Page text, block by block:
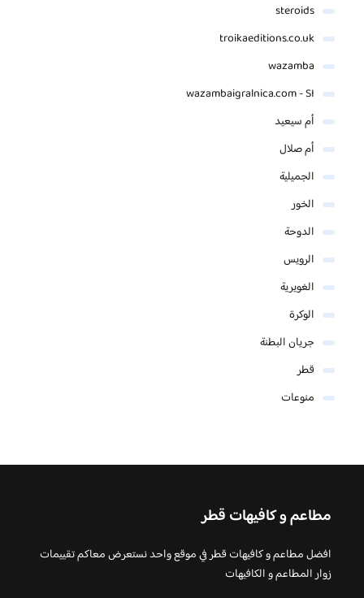
steroids
troikaeditions.co.uk
wazamba
wazambaigralnica.com - SI
أم سيعيد
أم صلال
الجميلية
الخور
الدوحة
الرويس
الغويرية
الوكرة
جريان البطنة
قطر
منوعات
مطاعم و كافيهات قطر
افضل مطاعم و كافيهات قطر في موقع واحد نستعرض معاكم تقييمات
زوار المطاعم و الكافيهات